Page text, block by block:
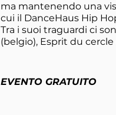
ma mantenendo una
cui il DanceHaus Hip
Tra i suoi traguardi ci
(belgio), Esprit du
EVENTO GRATUITO